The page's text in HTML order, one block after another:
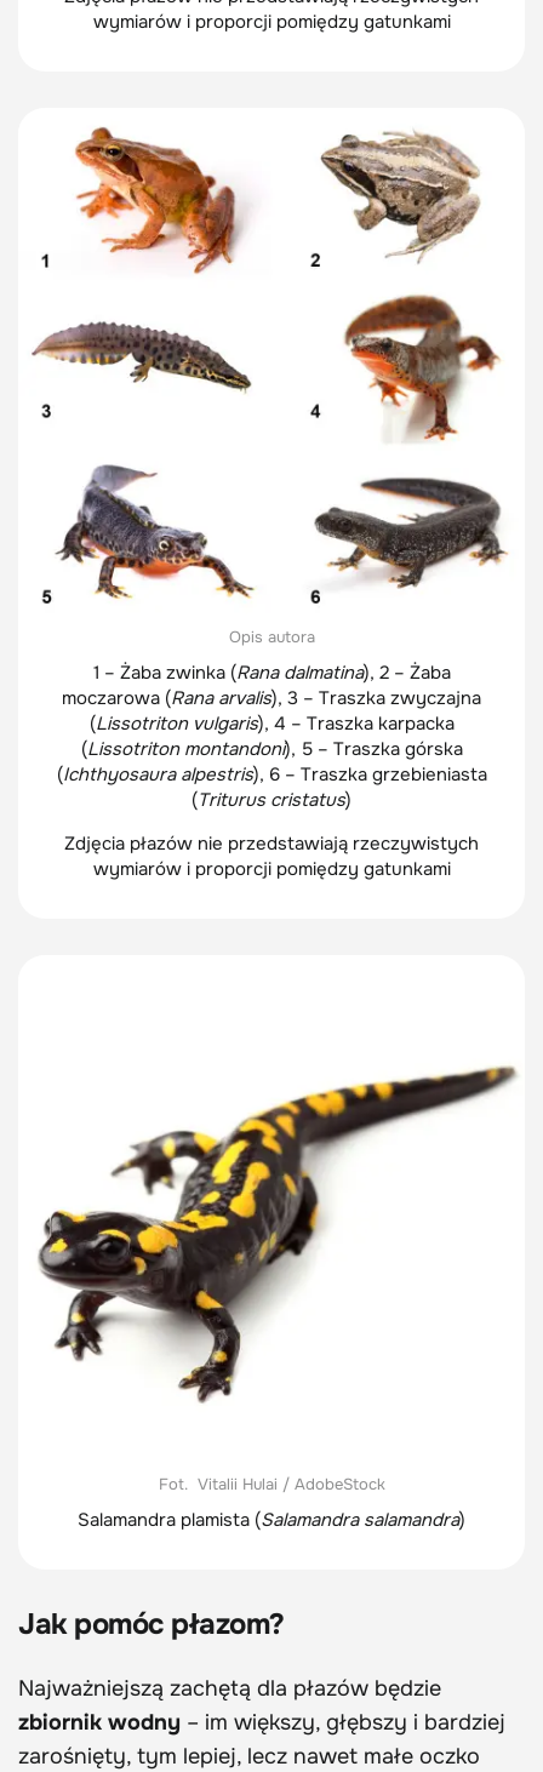
wymiarów i proporcji pomiędzy gatunkami
Opis autora
1 – Żaba zwinka (Rana dalmatina), 2 – Żaba
moczarowa (Rana arvalis), 3 – Traszka zwyczajna
(Lissotriton vulgaris), 4 – Traszka karpacka
(Lissotriton montandoni), 5 – Traszka górska
(Ichthyosaura alpestris), 6 – Traszka grzebieniasta
(Triturus cristatus)
Zdjęcia płazów nie przedstawiają rzeczywistych
wymiarów i proporcji pomiędzy gatunkami
Fot. Vitalii Hulai / AdobeStock
Salamandra plamista (Salamandra salamandra)
Jak pomóc płazom?
Najważniejszą zachętą dla płazów będzie
zbiornik wodny – im większy, głębszy i bardziej
zarośnięty, tym lepiej, lecz nawet małe oczko